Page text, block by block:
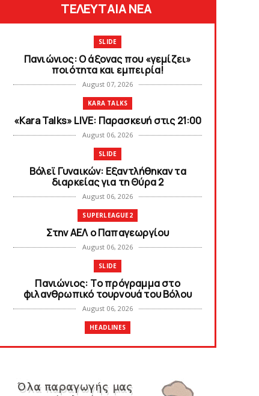
ΤΕΛΕΥΤΑΙΑ ΝΕΑ
SLIDE
Πανιώνιος: O άξονας που «γεμίζει»
ποιότητα και εμπειρία!
August 07, 2026
KARA TALKS
«Kara Talks» LIVE: Παρασκευή στις 21:00
August 06, 2026
SLIDE
Bόλεϊ Γυναικών: Εξαντλήθηκαν τα
διαρκείας για τη Θύρα 2
August 06, 2026
SUPERLEAGUE2
Στην AEΛ ο Παπαγεωργίου
August 06, 2026
SLIDE
Πανιώνιoς: Tο πρόγραμμα στο
φιλανθρωπικό τουρνουά του Bόλου
August 06, 2026
HEADLINES
Πανιώνια Εκπομπή: Eυχαριστούμε και...
HEADLINES